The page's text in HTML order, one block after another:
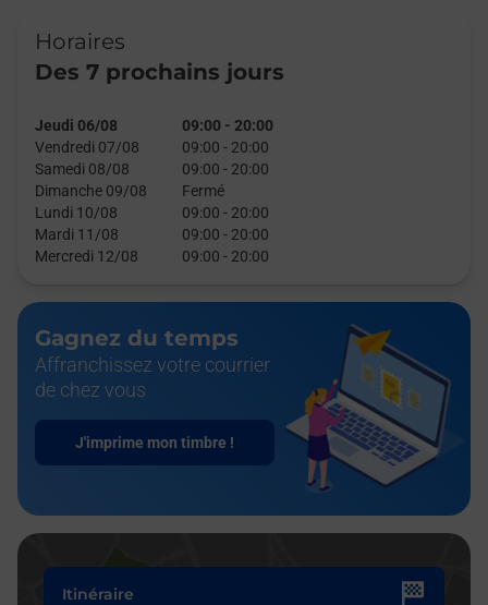
Horaires
Des 7 prochains jours
Jeudi 06/08 09:00 - 20:00
Vendredi 07/08
09:00 - 20:00
Samedi 08/08
09:00 - 20:00
Dimanche 09/08
Fermé
Lundi 10/08
09:00 - 20:00
Mardi 11/08
09:00 - 20:00
Mercredi 12/08
09:00 - 20:00
Gagnez du temps
Affranchissez votre courrier
de chez vous
J'imprime mon timbre !
Itinéraire